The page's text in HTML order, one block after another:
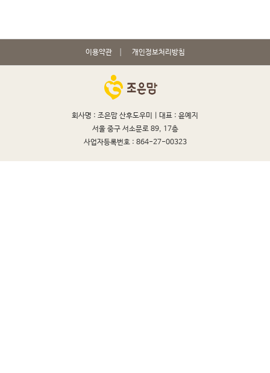
이용약관 개인정보처리방침
회사명 : 조은맘 산후도우미 | 대표 : 윤예지
서울 중구 서소문로 89, 17층
사업자등록번호 : 864-27-00323